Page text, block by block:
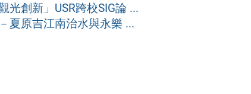
光創新」USR跨校SIG論 ...
夏原吉江南治水與永樂 ...